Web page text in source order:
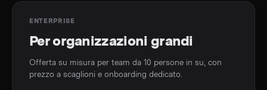
ENTERPRISE
Per organizzazioni grandi
Offerta su misura per team da 10 persone in su, con
prezzo a scaglioni e onboarding dedicato.